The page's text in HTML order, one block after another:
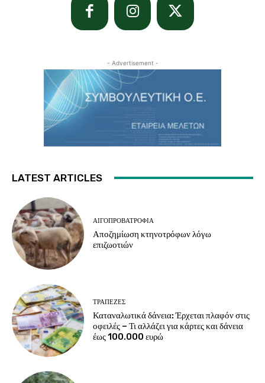
- Advertisement -
LATEST ARTICLES
ΑΙΓΟΠΡΟΒΑΤΡΟΦΊΑ
Αποζημίωση κτηνοτρόφων λόγω
επιζωοτιών
ΤΡΆΠΕΖΕΣ
Καταναλωτικά δάνεια: Έρχεται πλαφόν στις
οφειλές – Τι αλλάζει για κάρτες και δάνεια
έως 100.000 ευρώ